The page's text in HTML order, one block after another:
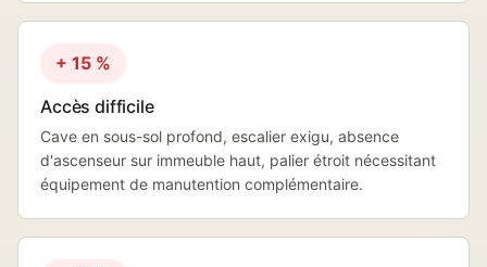
+ 15 %
Accès difficile
Cave en sous-sol profond, escalier exigu, absence
d'ascenseur sur immeuble haut, palier étroit nécessitant
équipement de manutention complémentaire.